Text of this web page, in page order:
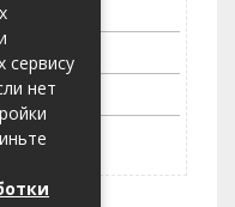
сервису
нет